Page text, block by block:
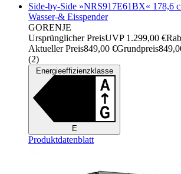
Side-by-Side »NRS917E61BX« 178,6
Wasser-& Eisspender
GORENJE
Ursprünglicher PreisUVP 1.299,00 €
Aktueller Preis849,00 €Grundpreis
(2)
Energieeffizienzklasse
E
Produktdatenblatt